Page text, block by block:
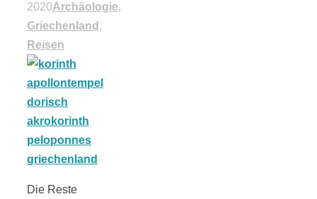
2020Archäologie,
Griechenland ,
Reisen
Die Reste